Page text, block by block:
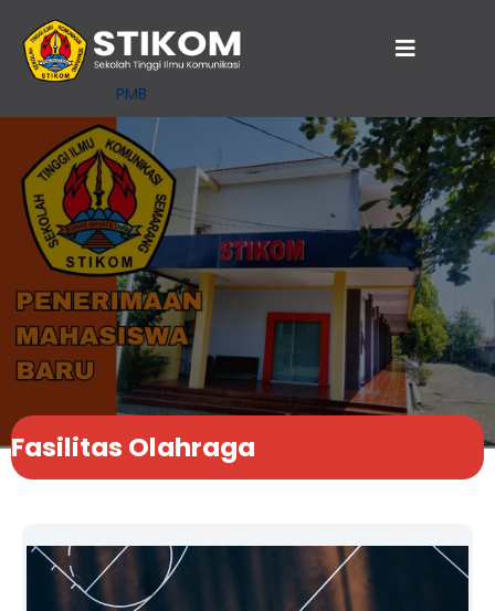
PMB
Fasilitas Olahraga